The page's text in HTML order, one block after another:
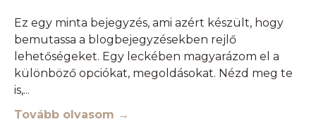
Ez egy minta bejegyzés, ami azért készült, hogy
bemutassa a blogbejegyzésekben rejlő
lehetőségeket. Egy leckében magyarázom el a
különböző opciókat, megoldásokat. Nézd meg te
is,
Tovább olvasom →